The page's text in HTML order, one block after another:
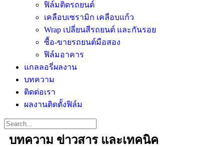
ฟิล์มติดรถยนต์
เคลือบเซรามิก เคลือบแก้ว
Wrap เปลี่ยนสีรถยนต์ และกันรอย
ซื้อ-ขายรถยนต์มือสอง
ฟิล์มอาคาร
แกลลอรี่ผลงาน
บทความ
ติดต่อเรา
ผลงานติดตั้งฟิล์ม
บทความ ข่าวสาร และเทคนิค